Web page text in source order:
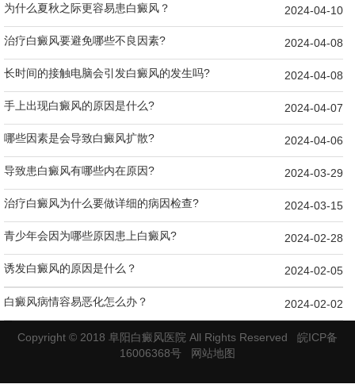
为什么夏秋之际更容易患白癜风？ 2024-04-10
治疗白癜风要避免哪些不良因素? 2024-04-08
长时间的接触电脑会引发白癜风的发生吗? 2024-04-08
手上出现白癜风的原因是什么? 2024-04-07
哪些因素是会导致白癜风扩散? 2024-04-06
导致患白癜风有哪些内在原因? 2024-03-29
治疗白癜风为什么要做详细的病因检查? 2024-03-15
青少年会因为哪些原因患上白癜风? 2024-02-28
诱发白癜风的原因是什么？ 2024-02-05
白癜风病情容易恶化怎么办？ 2024-02-02
Copyright © 2018 阜阳白癜风医院 All Rights Reserved 皖ICP备
16006368号
网站地图